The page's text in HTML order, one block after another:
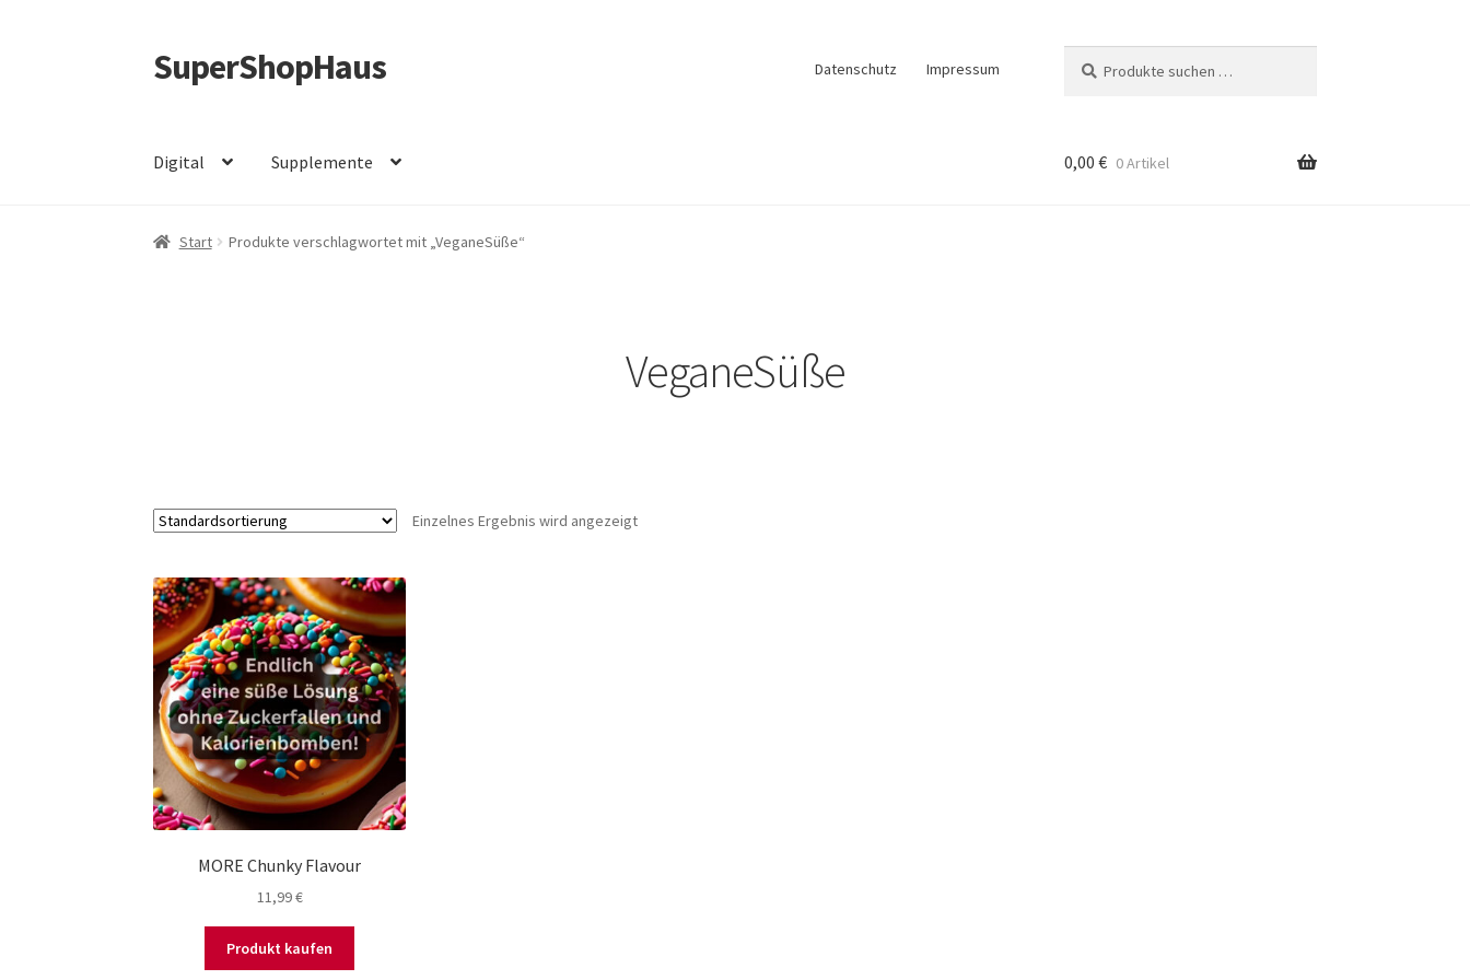
Zur
Navigation
Zum
Inhalt
SuperShopHaus Datenschutz Impressum
nach:
Digital Supplemente 0,00 € 0 Artikel
Start Produkte verschlagwortet mit „VeganeSüße“
VeganeSüße
Einzelnes Ergebnis wird angezeigt
MORE Chunky Flavour
11,99€
Produkt kaufen